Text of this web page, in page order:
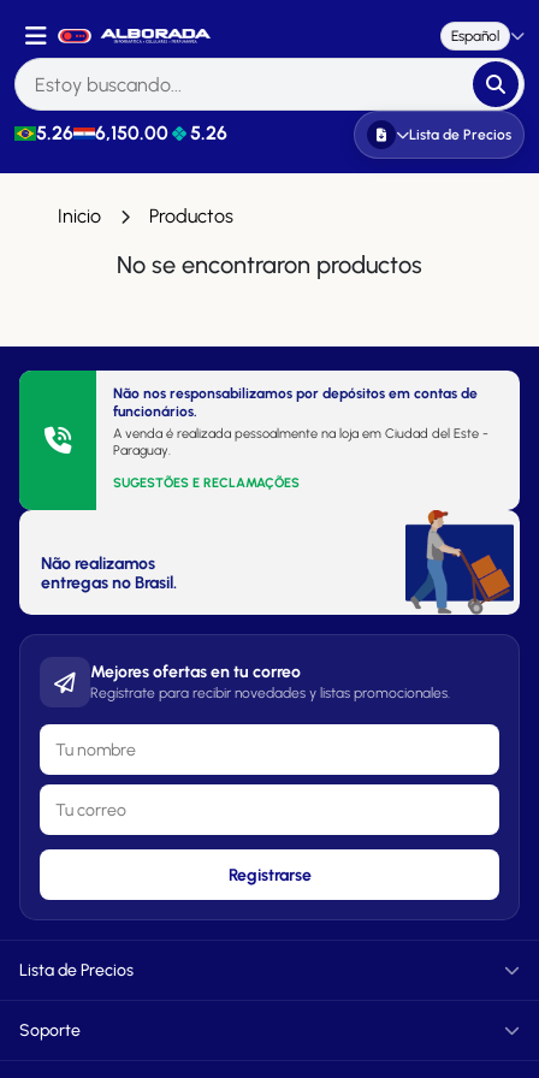
Español
5.26 6,150.00 5.26 Lista de Precios
Inicio Productos
No se encontraron productos
Não nos responsabilizamos por depósitos em contas de
funcionários.
A venda é realizada pessoalmente na loja em Ciudad del Este -
Paraguay.
SUGESTÕES E RECLAMAÇÕES
Não realizamos
entregas no Brasil.
Mejores ofertas en tu correo
Regístrate para recibir novedades y listas promocionales.
Registrarse
Lista de Precios
Soporte